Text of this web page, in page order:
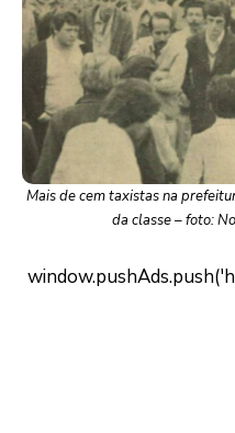
Mais de cem taxistas na
da classe – foto: